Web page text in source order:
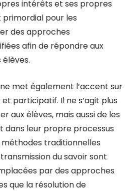
intérêts et ses propres
primordial pour les
des approches
afin de répondre aux
met également l’accent sur
participatif. Il ne s’agit plus
aux élèves, mais aussi de les
dans leur propre processus
méthodes traditionnelles
du savoir sont
par des approches
que la résolution de